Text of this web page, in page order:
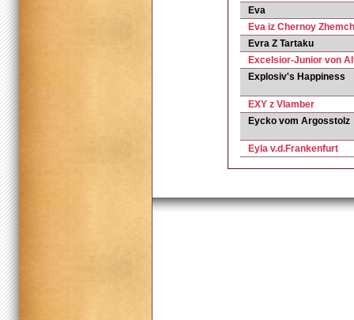
Eva
Eva iz Chernoy
Evra Z Tartaku
Excelsior-Junior von
Explosiv's Happiness
EXY z Vlamber
Eycko vom Argosstolz
Eyla v.d.Frankenfurt